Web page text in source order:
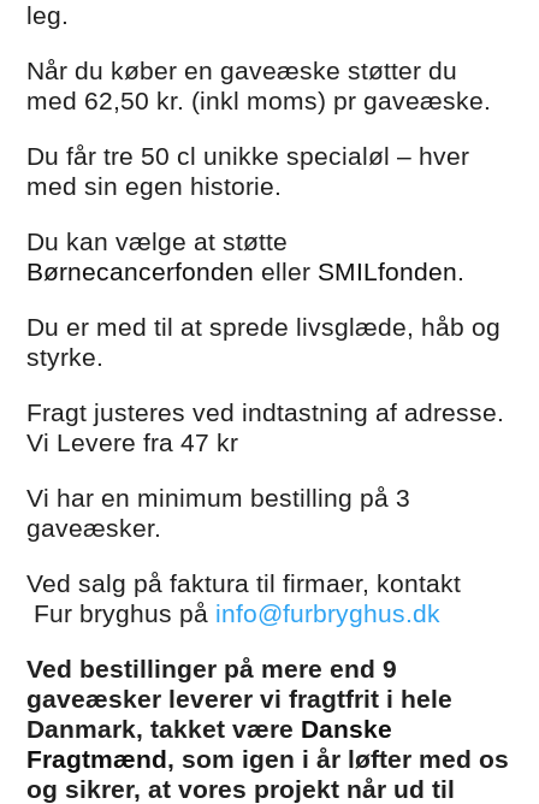
leg.
Når du køber en gaveæske støtter du
med 62,50 kr. (inkl moms) pr gaveæske.
Du får tre 50 cl unikke specialøl – hver
med sin egen historie.
Du kan vælge at støtte
Børnecancerfonden eller SMILfonden.
Du er med til at sprede livsglæde, håb og
styrke.
Fragt justeres ved indtastning af adresse.
Vi Levere fra 47 kr
Vi har en minimum bestilling på 3
gaveæsker.
Ved salg på faktura til firmaer, kontakt
Fur bryghus på info@furbryghus.dk
Ved bestillinger på mere end 9
gaveæsker leverer vi fragtfrit i hele
Danmark, takket være Danske
Fragtmænd, som igen i år løfter med os
og sikrer, at vores projekt når ud til